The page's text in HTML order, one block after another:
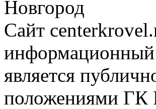
Новгород
Сайт
информационный
является
положениями ГК